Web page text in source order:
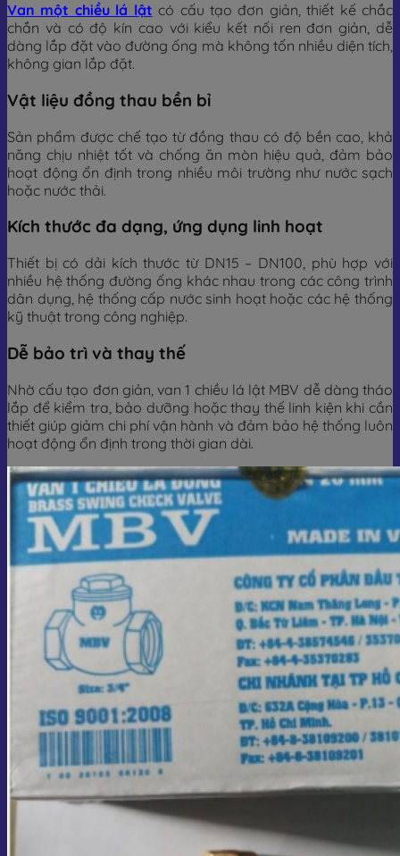
Van một chiều lá lật có cấu tạo đơn giản, thiết kế chắc
chắn và có độ kín cao với kiểu kết nối ren đơn giản, dễ
dàng lắp đặt vào đường ống mà không tốn nhiều diện tích,
không gian lắp đặt.
Vật liệu đồng thau bền bỉ
Sản phẩm được chế tạo từ đồng thau có độ bền cao, khả
năng chịu nhiệt tốt và chống ăn mòn hiệu quả, đảm bảo
hoạt động ổn định trong nhiều môi trường như nước sạch
hoặc nước thải.
Kích thước đa dạng, ứng dụng linh hoạt
Thiết bị có dải kích thước từ DN15 – DN100, phù hợp với
nhiều hệ thống đường ống khác nhau trong các công trình
dân dụng, hệ thống cấp nước sinh hoạt hoặc các hệ thống
kỹ thuật trong công nghiệp.
Dễ bảo trì và thay thế
Nhờ cấu tạo đơn giản, van 1 chiều lá lật MBV dễ dàng tháo
lắp để kiểm tra, bảo dưỡng hoặc thay thế linh kiện khi cần
thiết giúp giảm chi phí vận hành và đảm bảo hệ thống luôn
hoạt động ổn định trong thời gian dài.